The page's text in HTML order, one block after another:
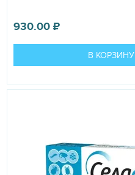
930.00₽
В КОРЗИНУ